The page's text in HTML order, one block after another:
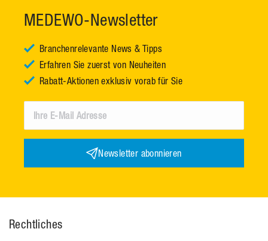
MEDEWO-Newsletter
Branchenrelevante News & Tipps
Erfahren Sie zuerst von Neuheiten
Rabatt-Aktionen exklusiv vorab für Sie
Newsletter abonnieren
Rechtliches